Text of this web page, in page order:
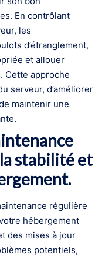
En contrôlant
les
d’étranglement,
et allouer
Cette approche
serveur, d’améliorer
maintenir une
stabilité et
régulière
hébergement
des mises à jour
potentiels,